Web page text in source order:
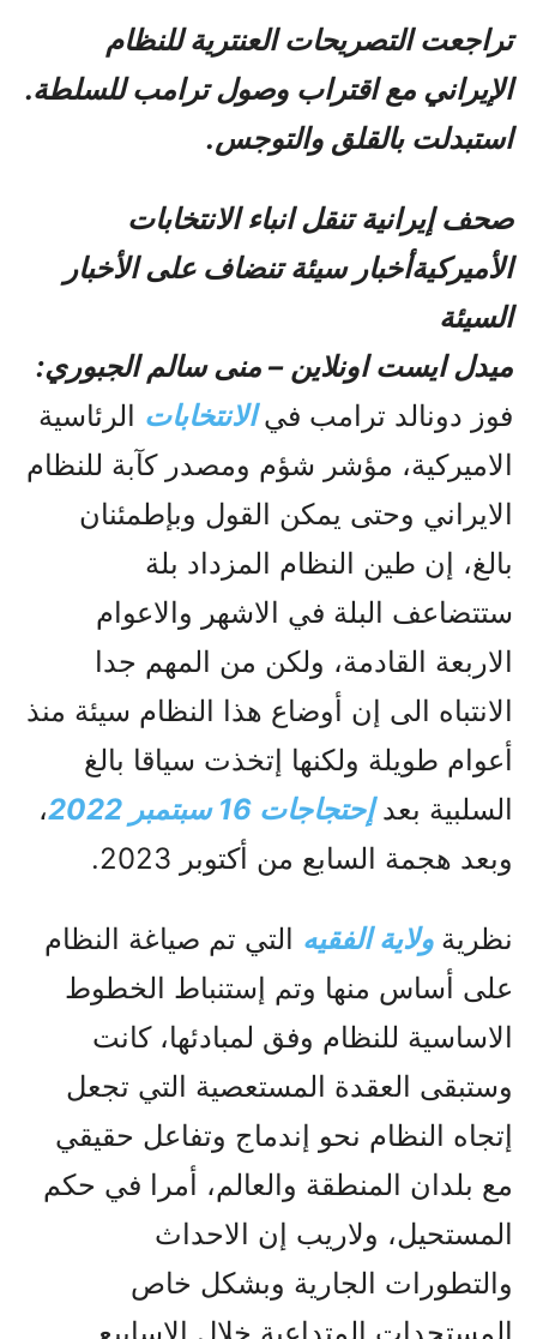
تراجعت التصريحات العنترية للنظام
الإيراني مع اقتراب وصول ترامب للسلطة.
استبدلت بالقلق والتوجس.
صحف إيرانية تنقل انباء الانتخابات
الأميركيةأخبار سيئة تنضاف على الأخبار
السيئة
میدل ایست اونلاین – منی سالم الجبوري:
فوز دونالد ترامب فيالانتخابات الرئاسية
الاميركية، مؤشر شؤم ومصدر كآبة للنظام
الايراني وحتى يمكن القول وبإطمئنان
بالغ، إن طين النظام المزداد بلة
ستتضاعف البلة في الاشهر والاعوام
الاربعة القادمة، ولكن من المهم جدا
الانتباه الى إن أوضاع هذا النظام سيئة منذ
أعوام طويلة ولكنها إتخذت سياقا بالغ
السلبية بعدإحتجاجات 16 سبتمبر 2022
،
وبعد هجمة السابع من أكتوبر 2023.
نظرية ولاية الفقيه التي تم صياغة النظام
على أساس منها وتم إستنباط الخطوط
الاساسية للنظام وفق لمبادئها، كانت
وستبقى العقدة المستعصية التي تجعل
إتجاه النظام نحو إندماج وتفاعل حقيقي
مع بلدان المنطقة والعالم، أمرا في حكم
المستحيل، ولاريب إن الاحداث
والتطورات الجارية وبشكل خاص